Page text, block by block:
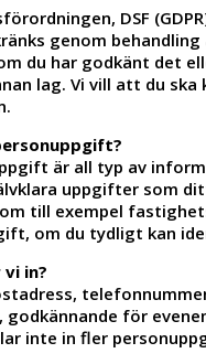
DSF
genom
du har godkänt det
lag. Vi vill att du
är all typ av
uppgifter som
till exempel
om du tydligt kan
vi in?
godkännande för
inte in fler